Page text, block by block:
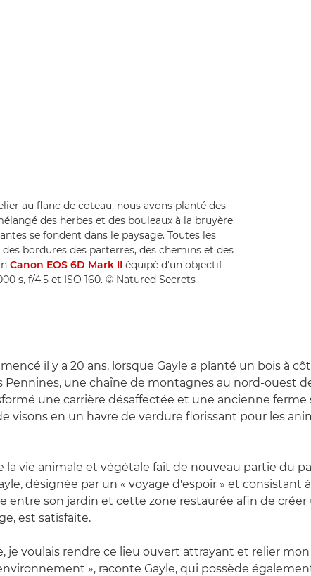
au flanc de coteau, nous avons planté des
des herbes et des bouleaux à la bruyère
se fondent dans le paysage. Toutes les
bordures des parterres, des chemins et des
Canon EOS 6D Mark II équipé d'un objectif
s, f/4.5 et ISO 160. © Natured Secrets
il y a 20 ans, lorsque Gayle a planté un bois à
Pennines, une chaîne de montagnes au nord-ouest
une carrière désaffectée et une ancienne ferme
visons en un havre de verdure florissant pour les
la vie animale et végétale fait de nouveau partie du
désignée par un « voyage d'espoir » et consistant
entre son jardin et cette zone restaurée afin de
est satisfaite.
je voulais rendre ce lieu ouvert attrayant et relier
», raconte Gayle, qui possède